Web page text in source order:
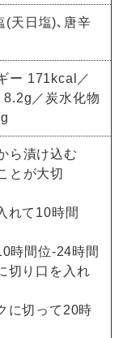
(天日塩)､唐辛
ー 171kcal／
8.2g／炭水化物
ら漬け込む
とが大切
れて10時間
時間位-24時間
切り口を入れ
に切って20時